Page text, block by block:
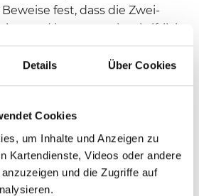
Details Über Cookies
Cookies
um Inhalte und Anzeigen zu
Kartendienste, Videos oder andere
und die Zugriffe auf
fest, dass die Zwei-
und immer noch schriftlich
auch die Wachtturm-
Mai 2019.
von Bluttransfusionen
die soziale Ächtung von
ein. Diese Praxis sei durch
genügend